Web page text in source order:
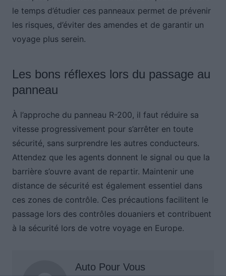
le temps d’étudier ces panneaux permet de prévenir
les risques, d’éviter des amendes et de garantir un
voyage plus serein.
Les bons réflexes lors du passage au
panneau
À l’approche du panneau R-200, il faut réduire sa
vitesse progressivement pour s’arrêter en toute
sécurité, sans surprendre les autres conducteurs.
Attendez que les agents donnent le signal ou que la
barrière s’ouvre avant de repartir. Maintenir une
distance de sécurité est également essentiel dans
ces zones de contrôle. Ces précautions facilitent le
passage lors des contrôles douaniers et contribuent
à la sécurité lors de votre voyage en Europe.
Auto Pour Vous